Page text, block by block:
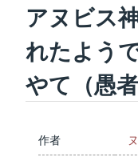
アヌビス
れたよう
やて（愚
作者